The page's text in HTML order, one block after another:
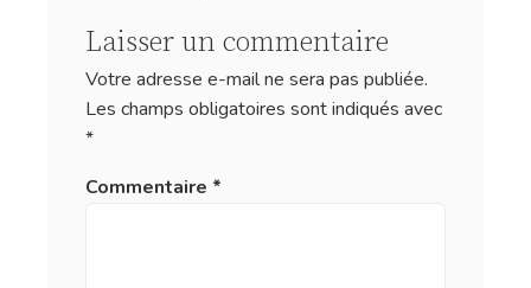
Laisser un commentaire
Votre adresse e-mail ne sera pas publiée.
Les champs obligatoires sont indiqués avec
*
Commentaire *